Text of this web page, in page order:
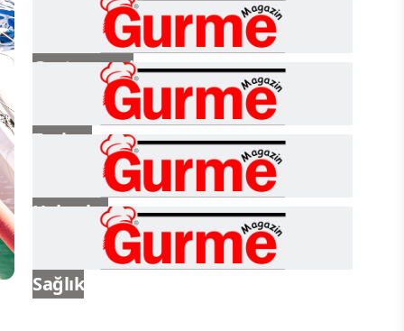
Gastronomi
Turizm
Haberler
Sağlık